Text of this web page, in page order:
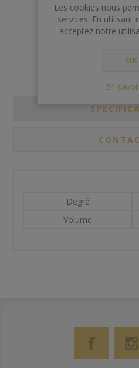
Degré
Volume
Les cookies nous
services. En utilisant
acceptez notre
OK
En